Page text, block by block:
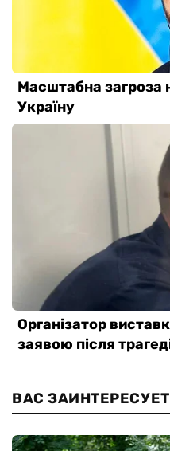
ВАС ЗАИНТЕРЕСУЕТ